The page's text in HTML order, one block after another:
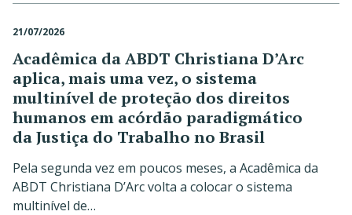
21/07/2026
Acadêmica da ABDT Christiana D’Arc
aplica, mais uma vez, o sistema
multinível de proteção dos direitos
humanos em acórdão paradigmático
da Justiça do Trabalho no Brasil
Pela segunda vez em poucos meses, a Acadêmica da
ABDT Christiana D’Arc volta a colocar o sistema
multinível de…